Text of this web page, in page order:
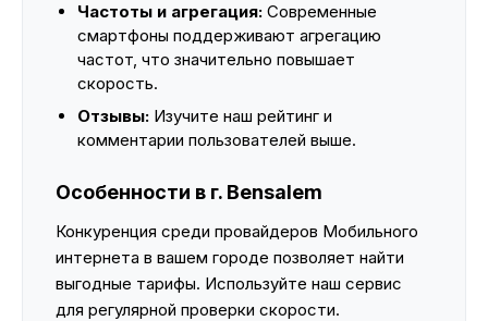
Частоты и агрегация: Современные
смартфоны поддерживают агрегацию
частот, что значительно повышает
скорость.
Отзывы: Изучите наш рейтинг и
комментарии пользователей выше.
Особенности в г. Bensalem
Конкуренция среди провайдеров Мобильного
интернета в вашем городе позволяет найти
выгодные тарифы. Используйте наш сервис
для регулярной проверки скорости.